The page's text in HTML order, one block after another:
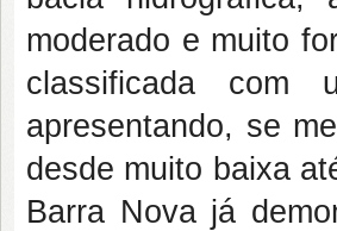
moderado e muito
classificada com
apresentando, se
desde muito baixa
Barra Nova já